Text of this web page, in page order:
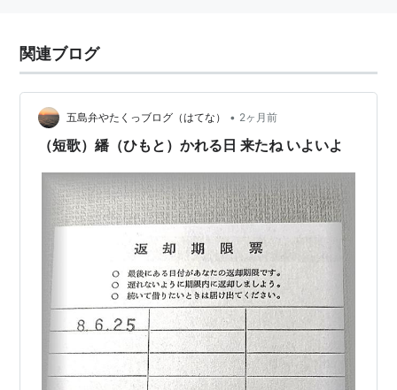
関連ブログ
五島弁やたくっブログ（はてな） • 2ヶ月前
（短歌）繙（ひもと）かれる日 来たね いよいよ